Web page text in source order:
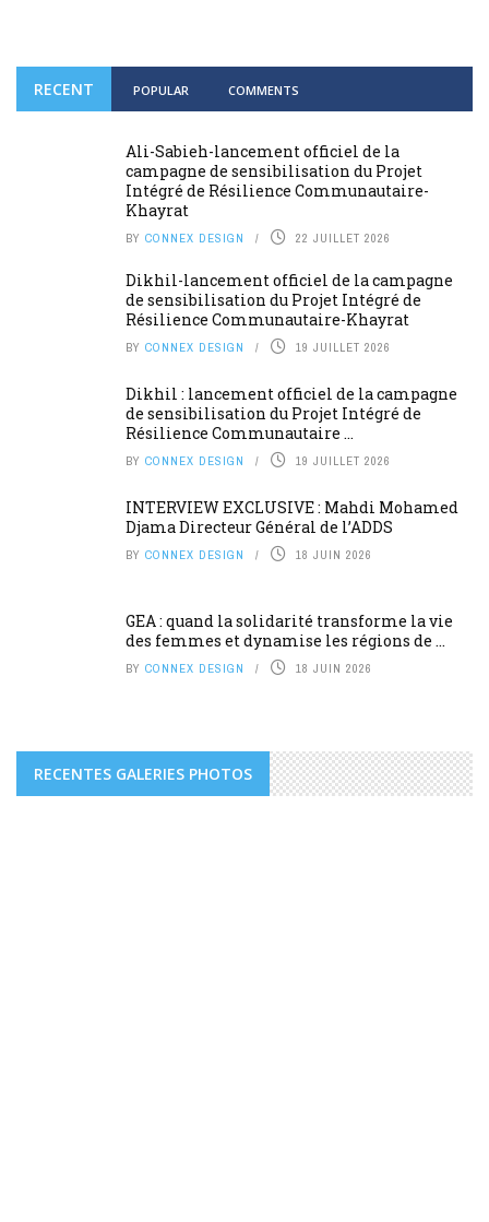
RECENT POPULAR COMMENTS
Ali-Sabieh-lancement officiel de la
campagne de sensibilisation du Projet
Intégré de Résilience Communautaire-
Khayrat
BY CONNEX DESIGN 22 JUILLET 2026
Dikhil-lancement officiel de la campagne
de sensibilisation du Projet Intégré de
Résilience Communautaire-Khayrat
BY CONNEX DESIGN 19 JUILLET 2026
Dikhil : lancement officiel de la campagne
de sensibilisation du Projet Intégré de
Résilience Communautaire ...
BY CONNEX DESIGN 19 JUILLET 2026
INTERVIEW EXCLUSIVE : Mahdi Mohamed
Djama Directeur Général de l’ADDS
BY CONNEX DESIGN 18 JUIN 2026
GEA : quand la solidarité transforme la vie
des femmes et dynamise les régions de ...
BY CONNEX DESIGN 18 JUIN 2026
RECENTES GALERIES PHOTOS